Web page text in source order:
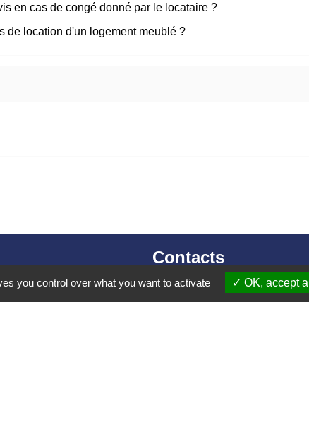
en cas de congé donné par le locataire ?
de location d'un logement meublé ?
Contacts
Mairie d’Izieu
25, rue des Lauzes
you control over what you want to activate OK, accept all